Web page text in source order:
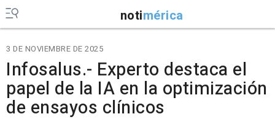
notimérica
3 DE NOVIEMBRE DE 2025
Infosalus.- Experto destaca el
papel de la IA en la optimización
de ensayos clínicos